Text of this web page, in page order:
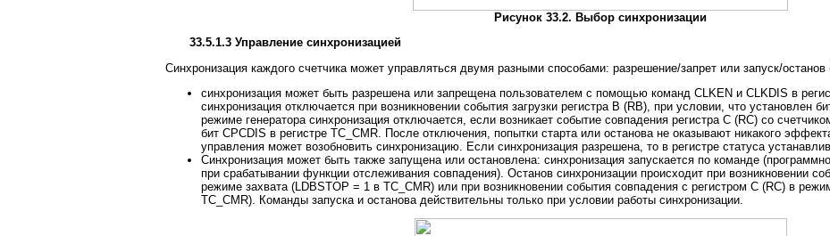
Рисунок 33.2. Выбор синхронизации
33.5.1.3 Управление синхронизацией
Синхронизация каждого счетчика может управляться двумя разными способами: разрешение/запрет или запуск/останов
синхронизация может быть разрешена или запрещена пользователем с помощью команд CLKEN и CLKDIS в
синхронизация отключается при возникновении события загрузки регистра В (RB), при условии, что установлен
режиме генератора синхронизация отключается, если возникает событие совпадения регистра С (RC) со
бит CPCDIS в регистре TC_CMR. После отключения, попытки старта или останова не оказывают никакого
управления может возобновить синхронизацию. Если синхронизация разрешена, то в регистре статуса
Синхронизация может быть также запущена или остановлена: синхронизация запускается по команде
при срабатывании функции отслеживания совпадения). Останов синхронизации происходит при возникновении
режиме захвата (LDBSTOP = 1 в TC_CMR) или при возникновении события совпадения с регистром С (RC) в
TC_CMR). Команды запуска и останова действительны только при условии работы синхронизации.